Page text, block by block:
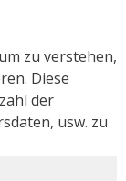
zu verstehen,
Diese
der
usw. zu